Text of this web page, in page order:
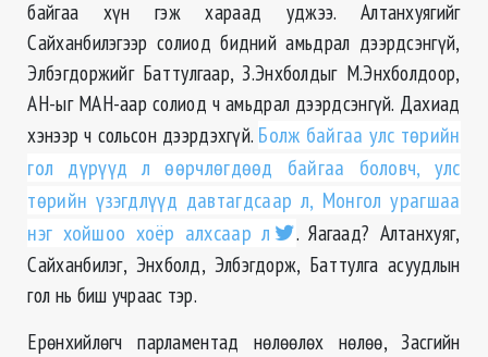
байгаа хүн гэж хараад уджээ. Алтанхуягийг
Сайханбилэгээр солиод бидний амьдрал дээрдсэнгүй,
Элбэгдоржийг Баттулгаар, З.Энхболдыг М.Энхболдоор,
АН-ыг МАН-аар солиод ч амьдрал дээрдсэнгүй. Дахиад
хэнээр ч сольсон дээрдэхгүй. Болж байгаа улс төрийн
гол дүрүүд л өөрчлөгдөөд байгаа боловч, улс
төрийн үзэгдлүүд давтагдсаар л, Монгол урагшаа
нэг хойшоо хоёр алхсаар л
. Яагаад? Алтанхуяг,
Сайханбилэг, Энхболд, Элбэгдорж, Баттулга асуудлын
гол нь биш учраас тэр.
Ерөнхийлөгч парламентад нөлөөлөх нөлөө, Засгийн